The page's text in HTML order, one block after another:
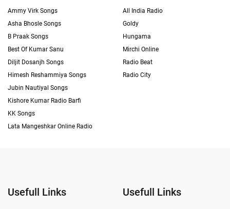
Ammy Virk Songs
Asha Bhosle Songs
B Praak Songs
Best Of Kumar Sanu
Diljit Dosanjh Songs
Himesh Reshammiya Songs
Jubin Nautiyal Songs
Kishore Kumar Radio Barfi
KK Songs
Lata Mangeshkar Online Radio
All India Radio
Goldy
Hungama
Mirchi Online
Radio Beat
Radio City
Usefull Links Usefull Links